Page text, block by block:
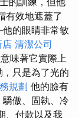
有效地遮蓋了
的眼睛非常敏
店 清潔公司
味著它實際上
只是為了光的
規劃 他的臉有
傲、固執、冷
、付款以及我